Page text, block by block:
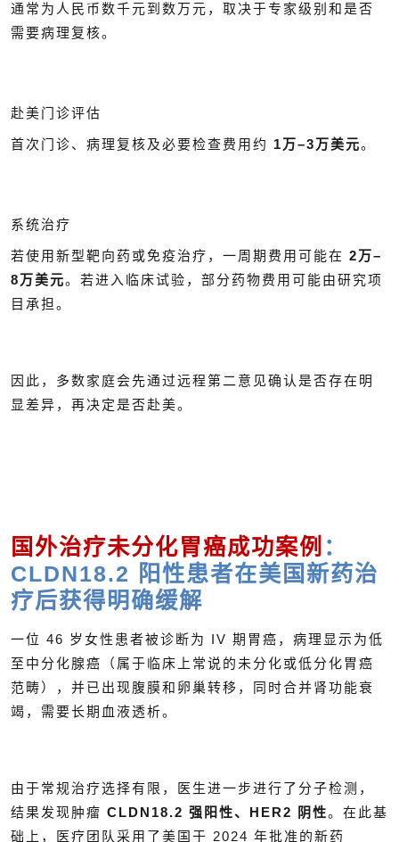
通常为人民币数千元到数万元，取决于专家级别和是否
需要病理复核。
赴美门诊评估
首次门诊、病理复核及必要检查费用约 1万–3万美元。
系统治疗
若使用新型靶向药或免疫治疗，一周期费用可能在 2万–
8万美元。若进入临床试验，部分药物费用可能由研究项
目承担。
因此，多数家庭会先通过远程第二意见确认是否存在明
显差异，再决定是否赴美。
国外治疗未分化胃癌成功案例 ：
CLDN18.2 阳性患者在美国新药治
疗后获得明确缓解
一位 46 岁女性患者被诊断为 IV 期胃癌，病理显示为低
至中分化腺癌（属于临床上常说的未分化或低分化胃癌
范畴），并已出现腹膜和卵巢转移，同时合并肾功能衰
竭，需要长期血液透析。
由于常规治疗选择有限，医生进一步进行了分子检测，
结果发现肿瘤 CLDN18.2 强阳性、HER2 阴性。在此基
础上，医疗团队采用了美国于 2024 年批准的新药